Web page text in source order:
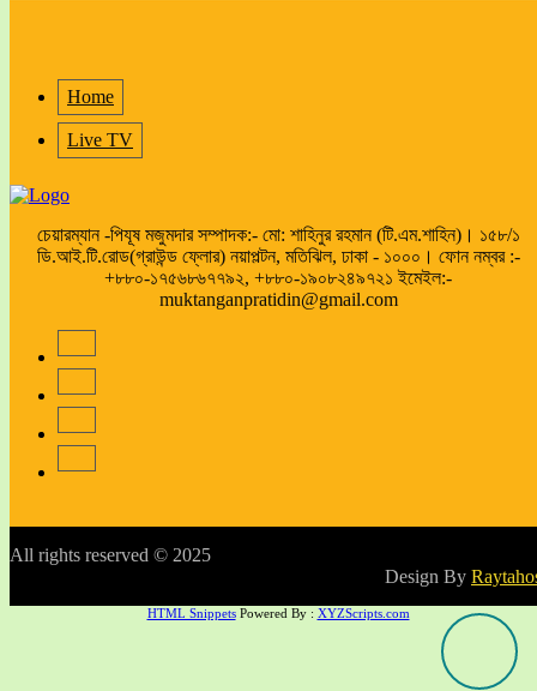
Home
Live TV
চেয়ারম্যান -পিযূষ মজুমদার সম্পাদক:- মো: শাহিনুর রহমান (টি.এম.শাহিন)। ১৫৮/১
ডি.আই.টি.রোড(গ্রাউন্ড ফ্লোর) নয়াপল্টন, মতিঝিল, ঢাকা - ১০০০। ফোন নম্বর :-
+৮৮০-১৭৫৬৮৬৭৭৯২, +৮৮০-১৯০৮২৪৯৭২১ ইমেইল:-
muktanganpratidin@gmail.com
All rights reserved © 2025
Design By
HTML SnippetsPowered By : XYZScripts.com